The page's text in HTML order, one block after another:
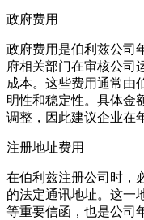
政府费用
政府费用是伯利兹公司
府相关部门在审核公司
成本。这些费用通常由
明性和稳定性。具体金
调整，因此建议企业在
注册地址费用
在伯利兹注册公司时，
的法定通讯地址。这一
等重要信函，也是公司